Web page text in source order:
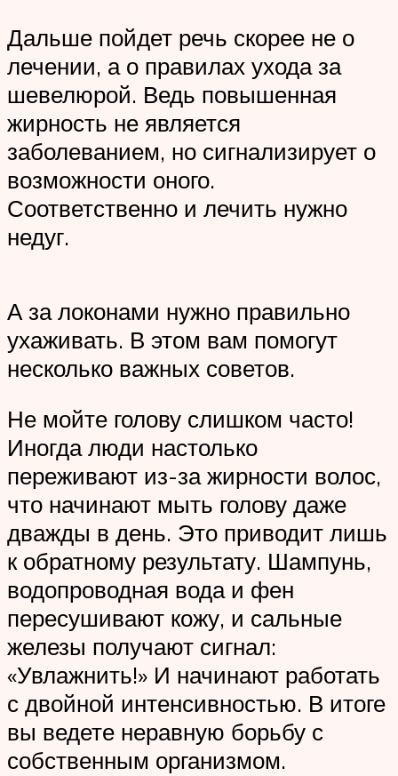
Дальше пойдет речь скорее не о
лечении, а о правилах ухода за
шевелюрой. Ведь повышенная
жирность не является
заболеванием, но сигнализирует о
возможности оного.
Соответственно и лечить нужно
недуг.
А за локонами нужно правильно
ухаживать. В этом вам помогут
несколько важных советов.
Не мойте голову слишком часто!
Иногда люди настолько
переживают из-за жирности волос,
что начинают мыть голову даже
дважды в день. Это приводит лишь
к обратному результату. Шампунь,
водопроводная вода и фен
пересушивают кожу, и сальные
железы получают сигнал:
«Увлажнить!» И начинают работать
с двойной интенсивностью. В итоге
вы ведете неравную борьбу с
собственным организмом.